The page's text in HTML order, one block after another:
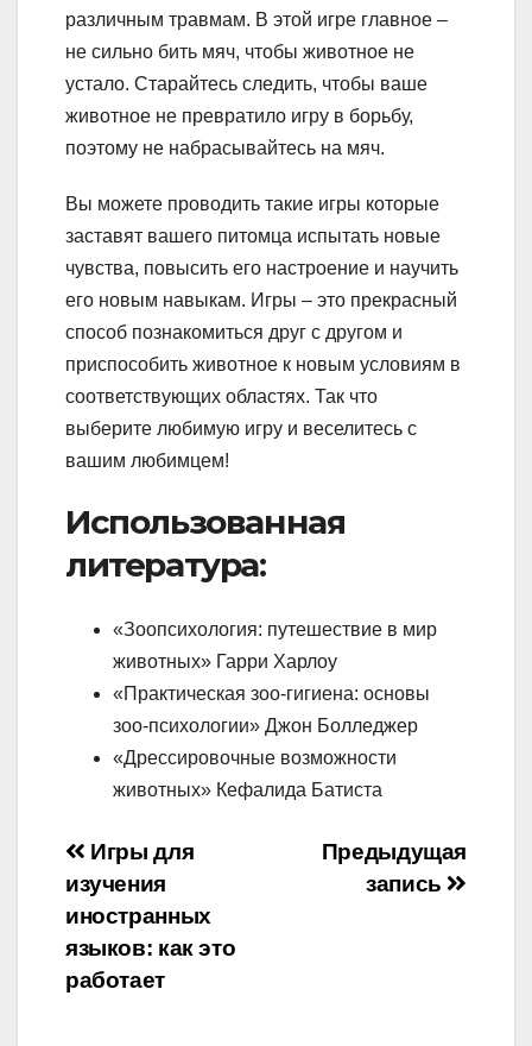
различным травмам. В этой игре главное –
не сильно бить мяч, чтобы животное не
устало. Старайтесь следить, чтобы ваше
животное не превратило игру в борьбу,
поэтому не набрасывайтесь на мяч.
Вы можете проводить такие игры которые
заставят вашего питомца испытать новые
чувства, повысить его настроение и научить
его новым навыкам. Игры – это прекрасный
способ познакомиться друг с другом и
приспособить животное к новым условиям в
соответствующих областях. Так что
выберите любимую игру и веселитесь с
вашим любимцем!
Использованная
литература:
«Зоопсихология: путешествие в мир
животных» Гарри Харлоу
«Практическая зоо-гигиена: основы
зоо-психологии» Джон Болледжер
«Дрессировочные возможности
животных» Кефалида Батиста
Навигация
по
записям
Предыдущая
запись
Игры для
изучения
иностранных
языков: как это
работает